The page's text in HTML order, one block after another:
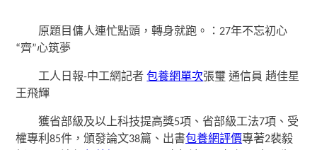
原題目傭人連忙點頭，轉身就跑。：27年不忘初心
“齊”心筑夢
工人日報-中工網記者包養網單次張璽 通信員 趙佳星
王飛輝
獲省部級及以上科技提高獎5項、省部級工法7項、受
權專利85件，頒發論文38篇、出書包養網評價專著2裴毅